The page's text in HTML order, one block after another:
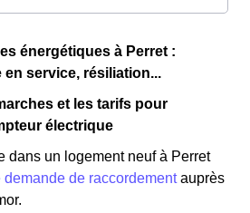
énergétiques à Perret :
service, résiliation...
et les tarifs pour
électrique
dans un logement neuf à Perret
demande de raccordementauprès